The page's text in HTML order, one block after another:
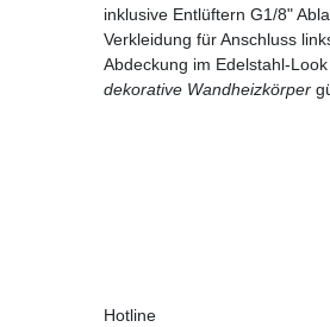
inklusive Entlüftern G1/8"
Verkleidung für Anschluss
Abdeckung im Edelstahl-
dekorative Wandheizkörper
Hotline